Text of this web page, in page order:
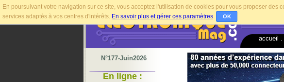
En poursuivant votre navigation sur ce site, vous acceptez l'utilisation de cookies pour vous proposer des
services adaptés à vos centres d'intérêts. En savoir plus et gérer ces paramètres. OK
accueil
N°177-Juin2026
En ligne :